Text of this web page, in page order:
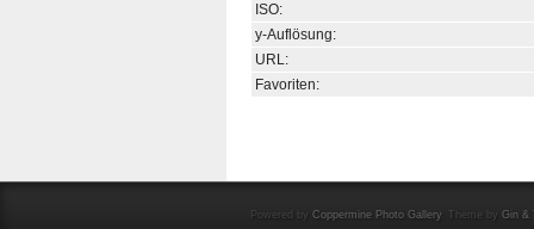
ISO:
y-Auflösung:
URL:
Favoriten:
Powered by Coppermine Photo Gallery. Theme by Gin &